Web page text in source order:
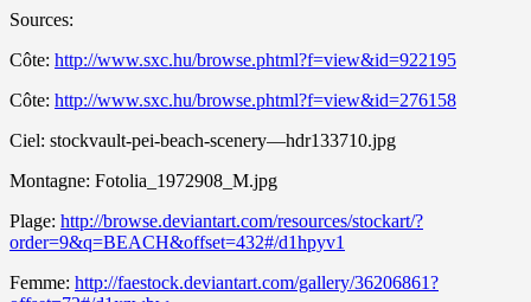
Sources:
Côte: http://www.sxc.hu/browse.phtml?f=view&id=922195
Côte: http://www.sxc.hu/browse.phtml?f=view&id=276158
Ciel: stockvault-pei-beach-scenery—hdr133710.jpg
Montagne: Fotolia_1972908_M.jpg
Plage: http://browse.deviantart.com/resources/stockart/?
order=9&q=BEACH&offset=432#/d1hpyv1
Femme: http://faestock.deviantart.com/gallery/36206861?